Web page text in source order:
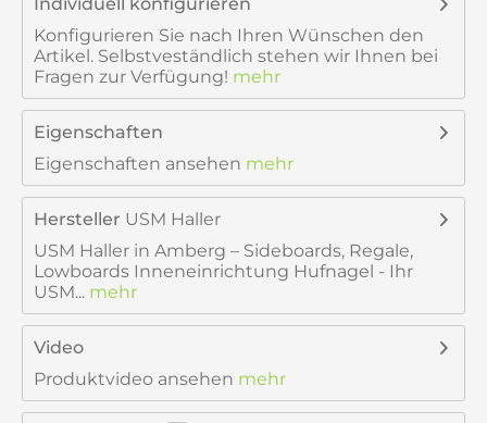
Konfigurieren Sie nach Ihren Wünschen den
Artikel. Selbstveständlich stehen wir Ihnen bei
Fragen zur Verfügung! mehr
Eigenschaften
Eigenschaften ansehen mehr
Hersteller USM Haller
USM Haller in Amberg – Sideboards, Regale,
Lowboards Inneneinrichtung Hufnagel - Ihr
USM... mehr
Video
Produktvideo ansehen mehr